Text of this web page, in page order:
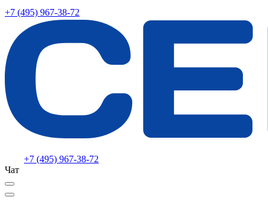
+7 (495) 967-38-72
+7 (495) 967-38-72
Чат